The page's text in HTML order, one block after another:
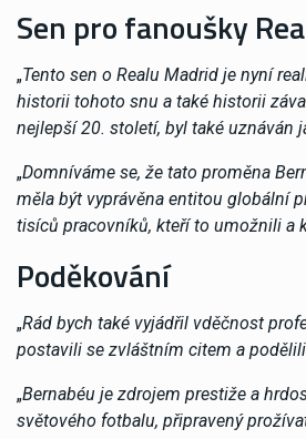
Sen pro fanoušky
„Tento sen o Realu Madrid je nyní
historii tohoto snu a také historii
nejlepší 20. století, byl také uznáván
„Domníváme se, že tato proměna
měla být vyprávěna entitou globální
tisíců pracovníků, kteří to umožnili a
Poděkování
„Rád bych také vyjádřil vděčnost
postavili se zvláštním citem a
„Bernabéu je zdrojem prestiže a
světového fotbalu, připravený